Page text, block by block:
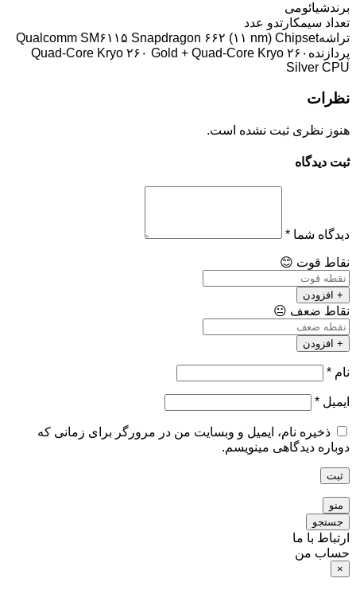
برندشیائومی
تعداد سیمکارتدو عدد
تراشهQualcomm SM۶۱۱۵ Snapdragon ۶۶۲ (۱۱ nm) Chipset
پردازنده Quad-Core Kryo ۲۶۰ Gold + Quad-Core Kryo ۲۶۰
Silver CPU
نظرات
هنوز نظری ثبت نشده است.
ثبت دیدگاه
دیدگاه شما *
نقاط قوت 😊
+ افزودن
نقاط ضعف 😐
+ افزودن
نام *
ایمیل *
ذخیره نام، ایمیل و وبسایت من در مرورگر برای زمانی که
دوباره دیدگاهی مینویسم.
ثبت
منو
جستجو
ارتباط با ما
حساب من
×